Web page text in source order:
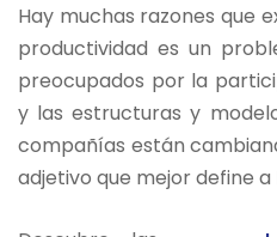
Hay muchas razones que
productividad es un
preocupados por la
y las estructuras y
compañías están
adjetivo que mejor define a